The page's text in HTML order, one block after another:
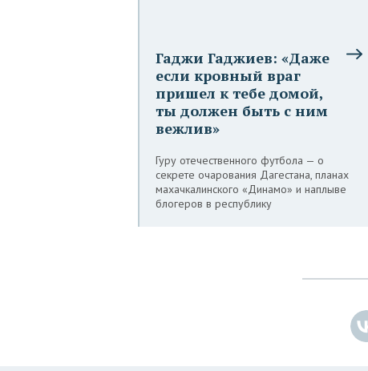
Гаджи Гаджиев: «Даже
если кровный враг
пришел к тебе домой,
ты должен быть с ним
вежлив»
Гуру отечественного футбола — о
секрете очарования Дагестана, планах
махачкалинского «Динамо» и наплыве
блогеров в республику